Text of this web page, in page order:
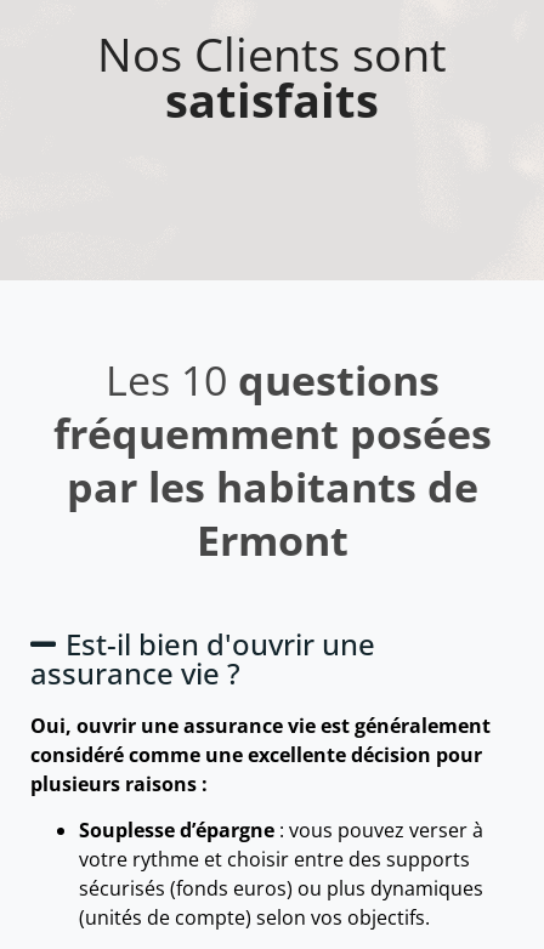
Nos Clients sont
satisfaits
Les 10 questions
fréquemment posées
par les habitants de
Ermont
Est-il bien d'ouvrir une
assurance vie ?
Oui, ouvrir une assurance vie est généralement
considéré comme une excellente décision pour
plusieurs raisons :
Souplesse d’épargne : vous pouvez verser à
votre rythme et choisir entre des supports
sécurisés (fonds euros) ou plus dynamiques
(unités de compte) selon vos objectifs.